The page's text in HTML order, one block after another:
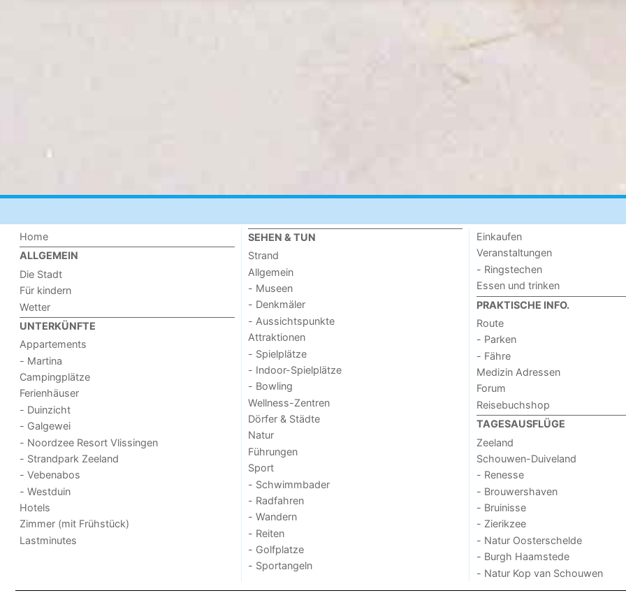
Home
ALLGEMEIN
Die Stadt
Für kindern
Wetter
UNTERKÜNFTE
Appartements
- Martina
Campingplätze
Ferienhäuser
- Duinzicht
- Galgewei
- Noordzee Resort Vlissingen
- Strandpark Zeeland
- Vebenabos
- Westduin
Hotels
Zimmer (mit Frühstück)
Lastminutes
SEHEN & TUN
Strand
Allgemein
- Museen
- Denkmäler
- Aussichtspunkte
Attraktionen
- Spielplätze
- Indoor-Spielplätze
- Bowling
Wellness-Zentren
Dörfer & Städte
Natur
Führungen
Sport
- Schwimmbader
- Radfahren
- Wandern
- Reiten
- Golfplatze
- Sportangeln
Einkaufen
Veranstaltungen
- Ringstechen
Essen und trinken
PRAKTISCHE INFO.
Route
- Parken
- Fähre
Medizin Adressen
Forum
Reisebuchshop
TAGESAUSFLÜGE
Zeeland
Schouwen-Duiveland
- Renesse
- Brouwershaven
- Bruinisse
- Zierikzee
- Natur Oosterschelde
- Burgh Haamstede
- Natur Kop van Schouwen